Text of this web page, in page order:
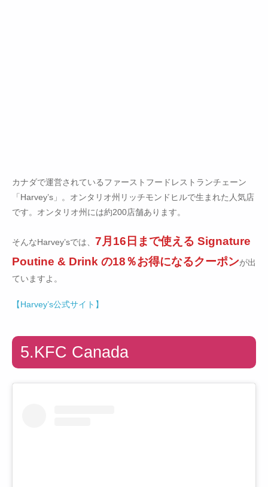
カナダで運営されているファーストフードレストランチェーン
「Harvey’s」。オンタリオ州リッチモンドヒルで生まれた人気店
です。オンタリオ州には約200店舗あります。
そんなHarvey’sでは、 7月16日まで使える Signature
Poutine & Drink の18％お得になるクーポンが出
ていますよ。
【Harvey’s公式サイト】
5.KFC Canada